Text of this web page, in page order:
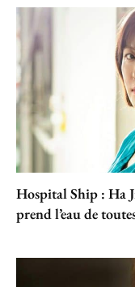
Hospital Ship : Ha
prend l’eau de